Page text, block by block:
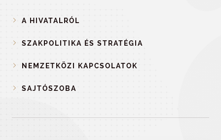
A HIVATALRÓL
SZAKPOLITIKA ÉS STRATÉGIA
NEMZETKÖZI KAPCSOLATOK
SAJTÓSZOBA